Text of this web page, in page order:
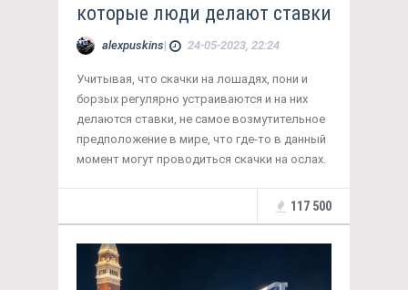
которые люди делают ставки
alexpuskins| 24-05-2023, 22:24
Учитывая, что скачки на лошадях, пони и
борзых регулярно устраиваются и на них
делаются ставки, не самое возмутительное
предположение в мире, что где-то в данный
момент могут проводиться скачки на ослах.
117 500